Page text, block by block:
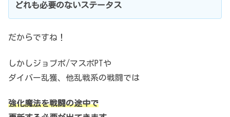
どれも必要のないステータス
だからですね！
しかしジョブポ/マスポPTや
ダイバー乱獲、他乱戦系の戦闘では
強化魔法を戦闘の途中で